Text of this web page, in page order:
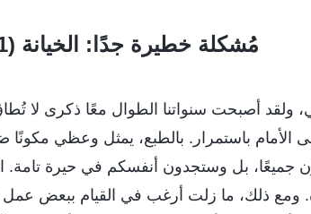
مُشكلة خطيرة جدًا: الخيانة (1)
ولقد أصبحت سنواتنا الطوال معًا ذكرى لا
الأمام باستمرار. بالطبع، يمثل وعظي
جميعًا، بل وستجدون أنفسكم في حيرة تامة.
ومع ذلك، ما زلت أرغب في القيام ببعض عمل